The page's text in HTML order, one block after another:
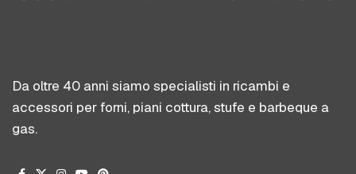
Da oltre 40 anni siamo specialisti in ricambi e
accessori per forni, piani cottura, stufe e barbeque a
gas.